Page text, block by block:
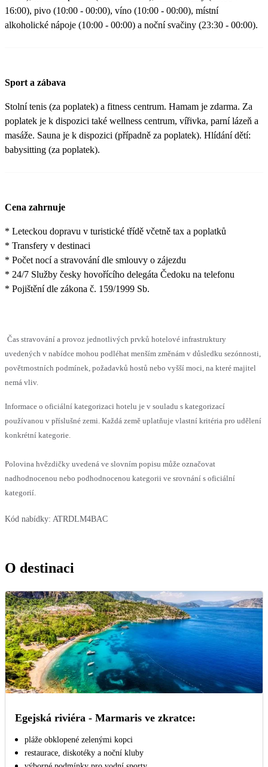
16:00), pivo (10:00 - 00:00), víno (10:00 - 00:00), místní
alkoholické nápoje (10:00 - 00:00) a noční svačiny (23:30 - 00:00).
Sport a zábava
Stolní tenis (za poplatek) a fitness centrum. Hamam je zdarma. Za
poplatek je k dispozici také wellness centrum, vířivka, parní lázeň a
masáže. Sauna je k dispozici (případně za poplatek). Hlídání dětí:
babysitting (za poplatek).
Cena zahrnuje
* Leteckou dopravu v turistické třídě včetně tax a poplatků
* Transfery v destinaci
* Počet nocí a stravování dle smlouvy o zájezdu
* 24/7 Služby česky hovořícího delegáta Čedoku na telefonu
* Pojištění dle zákona č. 159/1999 Sb.
Čas stravování a provoz jednotlivých prvků hotelové infrastruktury
uvedených v nabídce mohou podléhat menším změnám v důsledku sezónnosti,
povětrnostních podmínek, požadavků hostů nebo vyšší moci, na které majitel
nemá vliv.
Informace o oficiální kategorizaci hotelu je v souladu s kategorizací
používanou v příslušné zemi. Každá země uplatňuje vlastní kritéria pro udělení
konkrétní kategorie.
Polovina hvězdičky uvedená ve slovním popisu může označovat
nadhodnocenou nebo podhodnocenou kategorii ve srovnání s oficiální
kategorií.
Kód nabídky: ATRDLM4BAC
O destinaci
Egejská riviéra - Marmaris ve zkratce:
pláže obklopené zelenými kopci
restaurace, diskotéky a noční kluby